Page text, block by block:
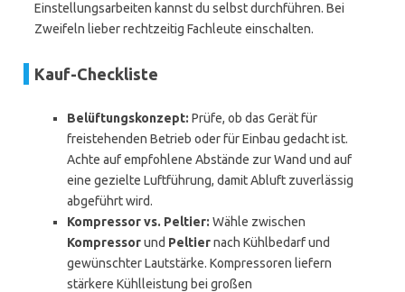
Einstellungsarbeiten kannst du selbst durchführen. Bei
Zweifeln lieber rechtzeitig Fachleute einschalten.
Kauf-Checkliste
Belüftungskonzept: Prüfe, ob das Gerät für
freistehenden Betrieb oder für Einbau gedacht ist.
Achte auf empfohlene Abstände zur Wand und auf
eine gezielte Luftführung, damit Abluft zuverlässig
abgeführt wird.
Kompressor vs. Peltier: Wähle zwischen
Kompressorund Peltiernach Kühlbedarf und
gewünschter Lautstärke. Kompressoren liefern
stärkere Kühlleistung bei großen